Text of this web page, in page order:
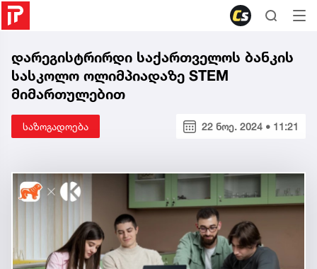
დარეგისტრირდი საქართველოს ბანკის
სასკოლო ოლიმპიადაზე STEM
მიმართულებით
საზოგადოება 22 ნოე. 2024 • 11:21